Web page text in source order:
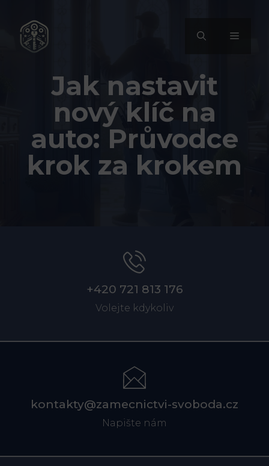
obsah
MENU
Jak nastavit
nový klíč na
auto: Průvodce
krok za krokem
+420 721 813 176
Volejte kdykoliv
kontakty@zamecnictvi-svoboda.cz
Napište nám